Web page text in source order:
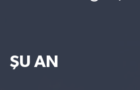
ŞU AN